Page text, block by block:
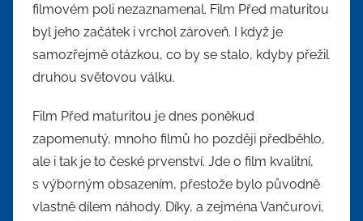
filmovém poli nezaznamenal. Film Před maturitou
byl jeho začátek i vrchol zároveň. I když je
samozřejmě otázkou, co by se stalo, kdyby přežil
druhou světovou válku.
Film Před maturitou je dnes poněkud
zapomenutý, mnoho filmů ho později předběhlo,
ale i tak je to české prvenství. Jde o film kvalitní,
s výborným obsazením, přestože bylo původně
vlastně dílem náhody. Díky, a zejména Vančurovi,